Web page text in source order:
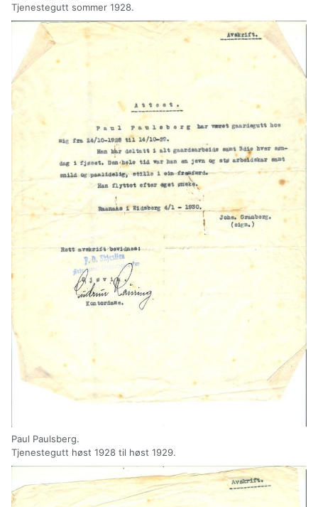
Tjenestegutt sommer 1928.
Paul Paulsberg.
Tjenestegutt høst 1928 til høst 1929.